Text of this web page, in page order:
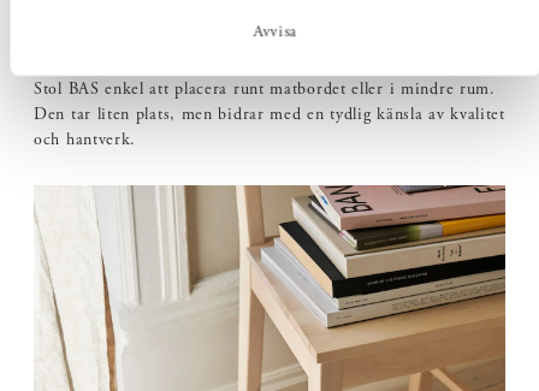
Avvisa
Stol BAS enkel att placera runt matbordet eller i mindre rum.
Den tar liten plats, men bidrar med en tydlig känsla av kvalitet
och hantverk.